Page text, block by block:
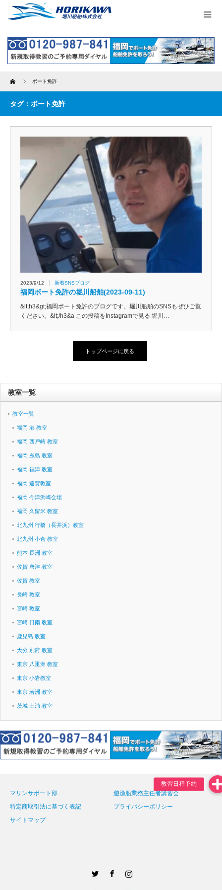
Home ボート免許
タグ：ボート免許
2023/9/12 新着SNSブログ
福岡ボート免許の堀川船舶(2023-09-11)
&lt;h3&gt;福岡ボート免許のブログです。堀川船舶のSNSもぜひご覧
ください。&lt;/h3&a この投稿をInstagramで見る 堀川…
トップページに戻る
教室一覧
教室一覧
福岡 港 教室
福岡 西戸崎 教室
福岡 糸島 教室
福岡 福津 教室
福岡 遠賀教室
福岡 今津浜崎会場
福岡 久留米 教室
北九州 行橋（長井浜）教室
北九州 小倉 教室
熊本 長洲 教室
佐賀 唐津 教室
佐賀 教室
長崎 教室
宮崎 教室
宮崎 日南 教室
鹿児島 教室
大分 別府 教室
東京 八重洲 教室
東京 小岩教室
東京 若洲 教室
茨城 土浦 教室
マリンサポート部
遊漁船業務主任者講習会
特定商取引法に基づく表記
プライバシーポリシー
サイトマップ